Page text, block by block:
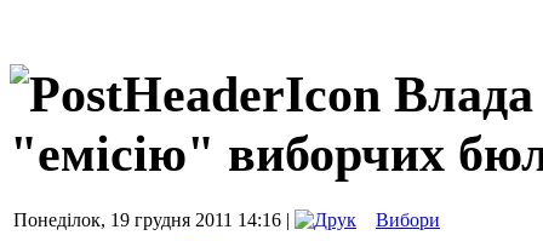
Влада
"емісію" виборчих
Понеділок, 19 грудня 2011 14:16 | Вибори